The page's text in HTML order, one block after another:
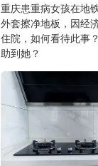
重庆患重病女孩在地
外套擦净地板，因经
住院，如何看待此事
助到她？